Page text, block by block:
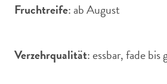
Fruchtreife: ab August
Verzehrqualität: essbar, fade bis